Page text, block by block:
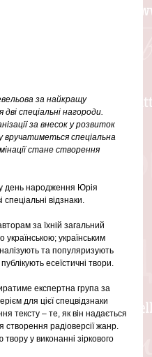
за найкращу
спеціальні нагороди.
за внесок у розвиток
вручатиметься спеціальна
стане створення
у день народження Юрія
відзнаки.
за їхній загальний
українським
та популяризують
есеїстичні твори.
експертна група за
для цієї спецвідзнаки
тексту – те, як він надається
створення радіоверсії жанр.
у виконанні зіркового